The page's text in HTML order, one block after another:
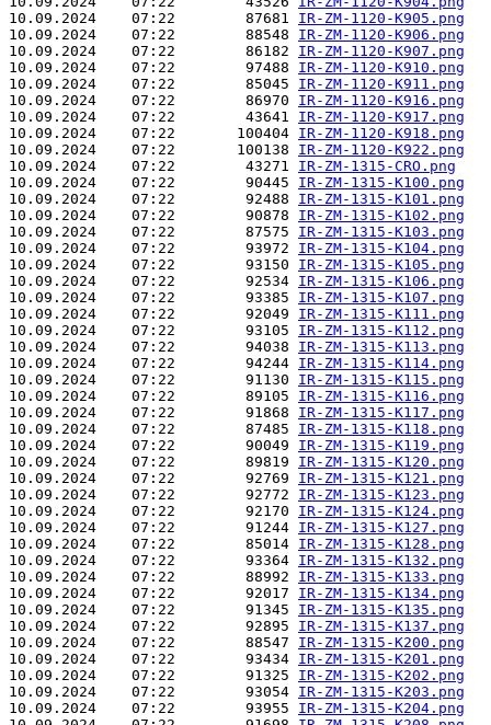
10.09.2024    07:22        87681 IR-ZM-1120-K905.png
10.09.2024    07:22        88548 IR-ZM-1120-K906.png
10.09.2024    07:22        86182 IR-ZM-1120-K907.png
10.09.2024    07:22        97488 IR-ZM-1120-K910.png
10.09.2024    07:22        85045 IR-ZM-1120-K911.png
10.09.2024    07:22        86970 IR-ZM-1120-K916.png
10.09.2024    07:22        43641 IR-ZM-1120-K917.png
10.09.2024    07:22       100404 IR-ZM-1120-K918.png
10.09.2024    07:22       100138 IR-ZM-1120-K922.png
10.09.2024    07:22        43271 IR-ZM-1315-CRO.png
10.09.2024    07:22        90445 IR-ZM-1315-K100.png
10.09.2024    07:22        92488 IR-ZM-1315-K101.png
10.09.2024    07:22        90878 IR-ZM-1315-K102.png
10.09.2024    07:22        87575 IR-ZM-1315-K103.png
10.09.2024    07:22        93972 IR-ZM-1315-K104.png
10.09.2024    07:22        93150 IR-ZM-1315-K105.png
10.09.2024    07:22        92534 IR-ZM-1315-K106.png
10.09.2024    07:22        93385 IR-ZM-1315-K107.png
10.09.2024    07:22        92049 IR-ZM-1315-K111.png
10.09.2024    07:22        93105 IR-ZM-1315-K112.png
10.09.2024    07:22        94038 IR-ZM-1315-K113.png
10.09.2024    07:22        94244 IR-ZM-1315-K114.png
10.09.2024    07:22        91130 IR-ZM-1315-K115.png
10.09.2024    07:22        89105 IR-ZM-1315-K116.png
10.09.2024    07:22        91868 IR-ZM-1315-K117.png
10.09.2024    07:22        87485 IR-ZM-1315-K118.png
10.09.2024    07:22        90049 IR-ZM-1315-K119.png
10.09.2024    07:22        89819 IR-ZM-1315-K120.png
10.09.2024    07:22        92769 IR-ZM-1315-K121.png
10.09.2024    07:22        92772 IR-ZM-1315-K123.png
10.09.2024    07:22        92170 IR-ZM-1315-K124.png
10.09.2024    07:22        91244 IR-ZM-1315-K127.png
10.09.2024    07:22        85014 IR-ZM-1315-K128.png
10.09.2024    07:22        93364 IR-ZM-1315-K132.png
10.09.2024    07:22        88992 IR-ZM-1315-K133.png
10.09.2024    07:22        92017 IR-ZM-1315-K134.png
10.09.2024    07:22        91345 IR-ZM-1315-K135.png
10.09.2024    07:22        92895 IR-ZM-1315-K137.png
10.09.2024    07:22        88547 IR-ZM-1315-K200.png
10.09.2024    07:22        93434 IR-ZM-1315-K201.png
10.09.2024    07:22        91325 IR-ZM-1315-K202.png
10.09.2024    07:22        93054 IR-ZM-1315-K203.png
10.09.2024    07:22        93955 IR-ZM-1315-K204.png